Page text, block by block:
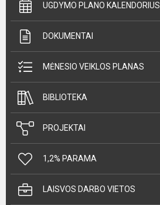
UGDYMO PLANO KALENDORIUS
DOKUMENTAI
MĖNESIO VEIKLOS PLANAS
BIBLIOTEKA
PROJEKTAI
1,2% PARAMA
LAISVOS DARBO VIETOS